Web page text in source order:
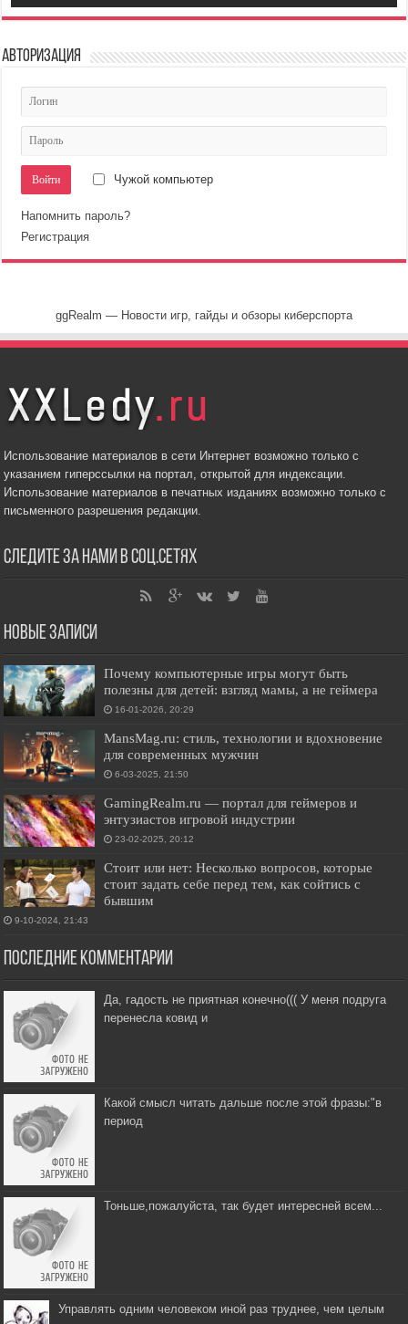
Авторизация
Чужой компьютер
Напомнить пароль?
Регистрация
ggRealm — Новости игр, гайды и обзоры киберспорта
Использование материалов в сети Интернет возможно только с
указанием гиперссылки на портал, открытой для индексации.
Использование материалов в печатных изданиях возможно только с
письменного разрешения редакции.
Следите за нами в соц.сетях
Новые записи
Почему компьютерные игры могут быть
полезны для детей: взгляд мамы, а не геймера
16-01-2026, 20:29
MansMag.ru: стиль, технологии и вдохновение
для современных мужчин
6-03-2025, 21:50
GamingRealm.ru — портал для геймеров и
энтузиастов игровой индустрии
23-02-2025, 20:12
Стоит или нет: Несколько вопросов, которые
стоит задать себе перед тем, как сойтись с
бывшим
9-10-2024, 21:43
Последние комментарии
Да, гадость не приятная конечно((( У меня подруга
перенесла ковид и
Какой смысл читать дальше после этой фразы:"в
период
Тоньше,пожалуйста, так будет интересней всем...
Управлять одним человеком иной раз труднее, чем целым